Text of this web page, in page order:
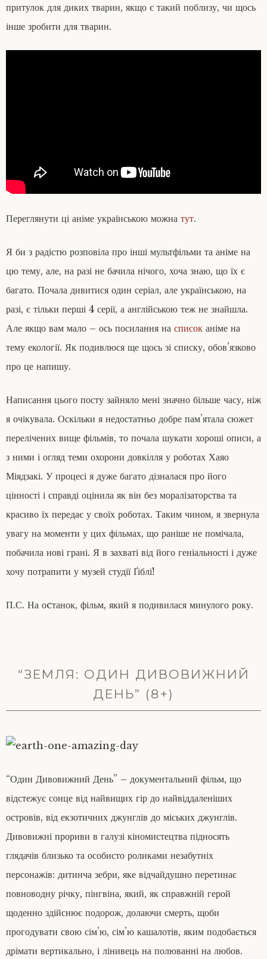
притулок для диких тварин, якщо є такий поблизу, чи щось
інше зробити для тварин.
Переглянути ці аніме українською можна тут.
Я би з радістю розповіла про інші мультфільми та аніме на
цю тему, але, на разі не бачила нічого, хоча знаю, що їх є
багато. Почала дивитися один серіал, але українською, на
разі, є тільки перші 4 серії, а англійською теж не знайшла.
Але якщо вам мало – ось посилання на список аніме на
тему екології. Як подивлюся ще щось зі списку, обов’язково
про це напишу.
Написання цього посту зайняло мені значно більше часу, ніж
я очікувала. Оскільки я недостатньо добре пам’ятала сюжет
перелічених вище фільмів, то почала шукати хороші описи, а
з ними і огляд теми охорони довкілля у роботах Хаяо
Міядзакі. У процесі я дуже багато дізналася про його
цінності і справді оцінила як він без моралізаторства та
красиво їх передає у своїх роботах. Таким чином, я звернула
увагу на моменти у цих фільмах, що раніше не помічала,
побачила нові грані. Я в захваті від його геніальності і дуже
хочу потрапити у музей студії Ґіблі!
П.С. На оcтанок, фільм, який я подивилася минулого року.
“ЗЕМЛЯ: ОДИН ДИВОВИЖНИЙ
ДЕНЬ” (8+)
“Один Дивовижний День” – документальний фільм, що
відстежує сонце від найвищих гір до найвіддаленіших
островів, від екзотичних джунглів до міських джунглів.
Дивовижні прориви в галузі кіномистецтва підносять
глядачів близько та особисто роликами незабутніх
персонажів: дитинча зебри, яке відчайдушно перетинає
повноводну річку, пінгвіна, який, як справжній герой
щоденно здійснює подорож, долаючи смерть, щоби
прогодувати свою сім’ю, сім’ю кашалотів, яким подобається
дрімати вертикально, і лінивець на полюванні на любов.